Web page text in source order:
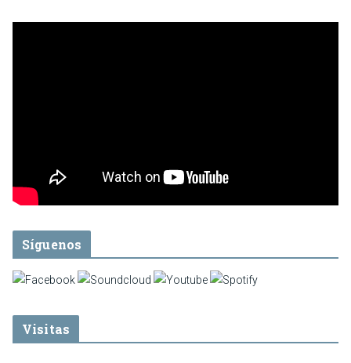
Síguenos
Visitas